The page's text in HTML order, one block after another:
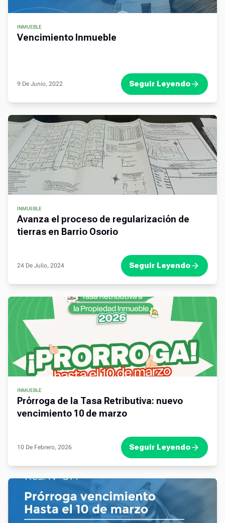
INMUEBLE
Vencimiento Inmueble
9 De Junio, 2022 Seguir Leyendo
INMUEBLE
Avanza el proceso de regularización de
tierras en Barrio Osorio
24 De Julio, 2024 Seguir Leyendo
INMUEBLE
Prórroga de la Tasa Retributiva: nuevo
vencimiento 10 de marzo
10 De Febrero, 2026 Seguir Leyendo